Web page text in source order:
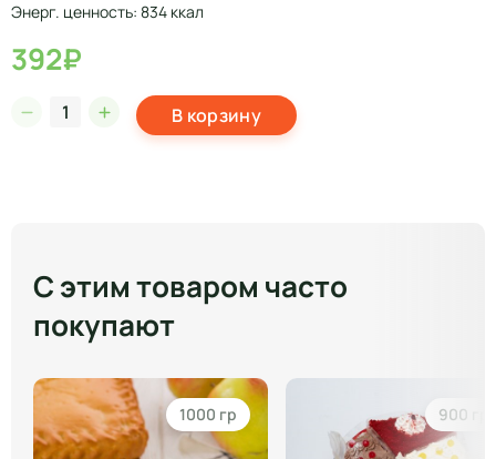
Энерг. ценность: 834 ккал
392₽
В корзину
С этим товаром часто
покупают
1000 гр 900 гр